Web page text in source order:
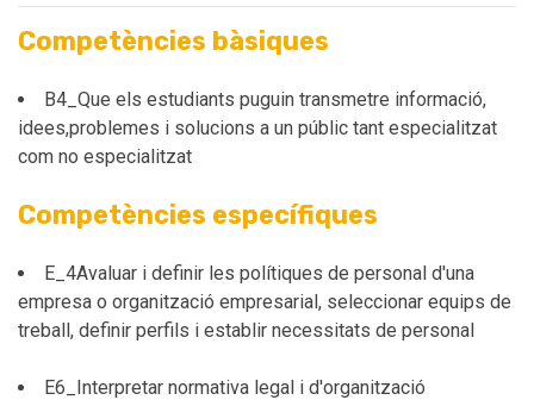
Competències bàsiques
B4_Que els estudiants puguin transmetre informació,
idees,problemes i solucions a un públic tant especialitzat
com no especialitzat
Competències específiques
E_4Avaluar i definir les polítiques de personal d'una
empresa o organització empresarial, seleccionar equips de
treball, definir perfils i establir necessitats de personal
E6_Interpretar normativa legal i d'organització